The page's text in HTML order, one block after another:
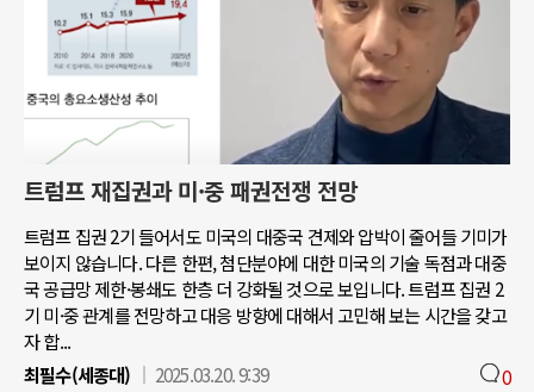
트럼프 재집권과 미·중 패권전쟁 전망
트럼프 집권 2기 들어서도 미국의 대중국 견제와 압박이 줄어들 기미가
보이지 않습니다. 다른 한편, 첨단분야에 대한 미국의 기술 독점과 대중
국 공급망 제한·봉쇄도 한층 더 강화될 것으로 보입니다. 트럼프 집권 2
기 미·중 관계를 전망하고 대응 방향에 대해서 고민해 보는 시간을 갖고
자 합...
최필수(세종대)
2025.03.20. 9:39 0